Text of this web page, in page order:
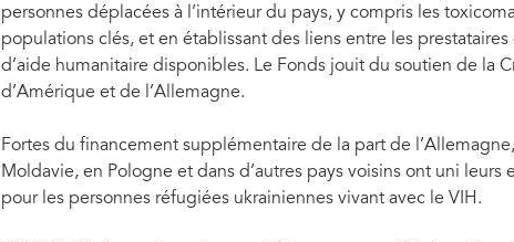
personnes déplacées à l’intérieur du pays, y compris les
populations clés, et en établissant des liens entre les
d’aide humanitaire disponibles. Le Fonds jouit du soutien de la
d’Amérique et de l’Allemagne.
Fortes du financement supplémentaire de la part de
Moldavie, en Pologne et dans d’autres pays voisins ont uni leurs
pour les personnes réfugiées ukrainiennes vivant avec le VIH.